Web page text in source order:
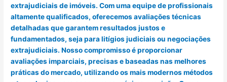
extrajudiciais de imóveis. Com uma equipe de profissionais
altamente qualificados, oferecemos avaliações técnicas
detalhadas que garantem resultados justos e
fundamentados, seja para litígios judiciais ou negociações
extrajudiciais. Nosso compromisso é proporcionar
avaliações imparciais, precisas e baseadas nas melhores
práticas do mercado, utilizando os mais modernos métodos